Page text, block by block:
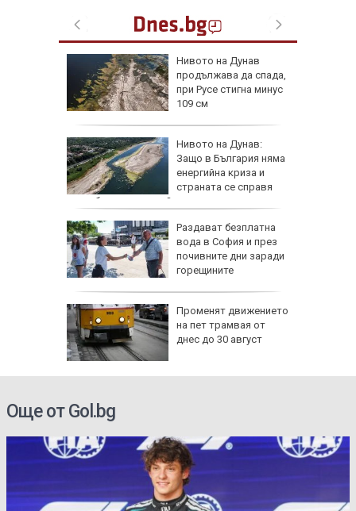
Нивото на Дунав
продължава да спада,
при Русе стигна минус
109 см
Нивото на Дунав:
Защо в България няма
енергийна криза и
страната се справя
по-добре от другите?
Раздават безплатна
вода в София и през
почивните дни заради
горещините
Променят движението
на пет трамвая от
днес до 30 август
Още от Gol.bg